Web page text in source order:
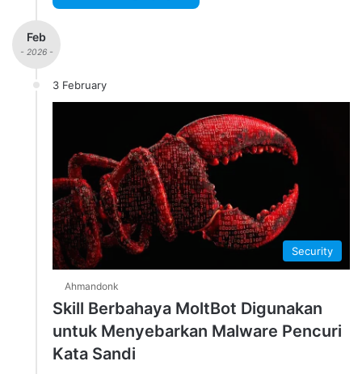
Feb
- 2026 -
3 February
Security
Ahmandonk
Skill Berbahaya MoltBot Digunakan
untuk Menyebarkan Malware Pencuri
Kata Sandi